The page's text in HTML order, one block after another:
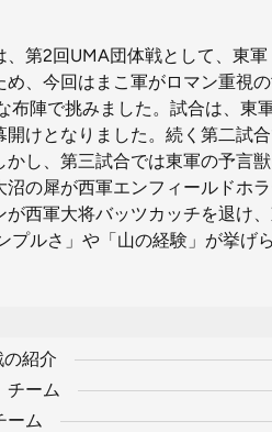
第2回UMA団体戦として、東
、今回はまこ軍がロマン重視
布陣で挑みました。試合は、東
けとなりました。続く第二試
し、第三試合では東軍の予言
の犀が西軍エンフィールドホ
西軍大将バッツカッチを退け
プルさ」や「山の経験」が挙げ
紹介
チーム
ーム